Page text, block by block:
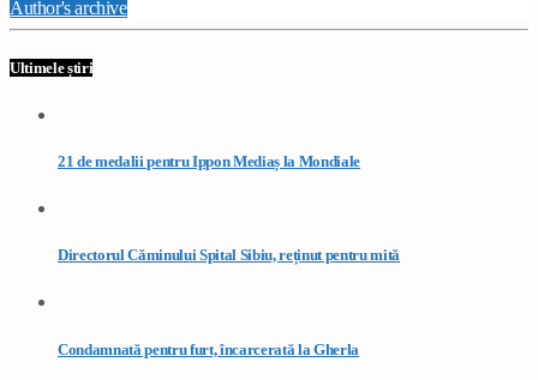
Author's archive
Ultimele știri
21 de medalii pentru Ippon Mediaș la Mondiale
Directorul Căminului Spital Sibiu, reținut pentru mită
Condamnată pentru furt, încarcerată la Gherla